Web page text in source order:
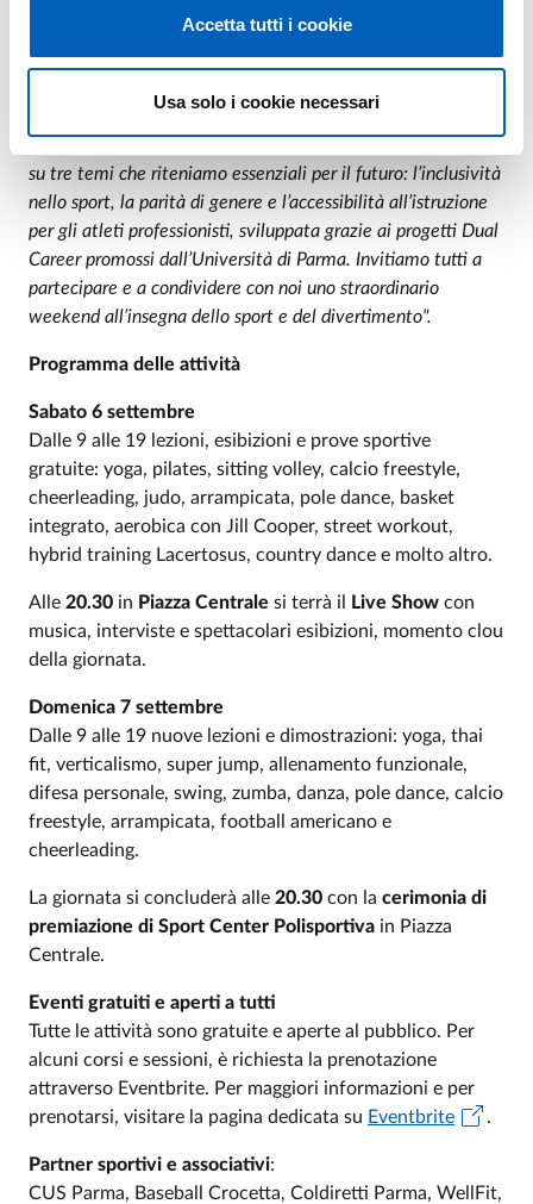
Accetta tutti i cookie
Usa solo i cookie necessari
importanti novità e un’attenzione particolare al mondo del
fitness. L’iniziativa non è solo un grande momento di
su tre temi che riteniamo essenziali per il futuro: l’inclusività
nello sport, la parità di genere e l’accessibilità all’istruzione
per gli atleti professionisti, sviluppata grazie ai progetti Dual
Career promossi dall’Università di Parma. Invitiamo tutti a
partecipare e a condividere con noi uno straordinario
weekend all’insegna dello sport e del divertimento".
Programma delle attività
Sabato 6 settembre
Dalle 9 alle 19 lezioni, esibizioni e prove sportive
gratuite: yoga, pilates, sitting volley, calcio freestyle,
cheerleading, judo, arrampicata, pole dance, basket
integrato, aerobica con Jill Cooper, street workout,
hybrid training Lacertosus, country dance e molto altro.
Alle 20.30 in Piazza Centrale si terrà il Live Show con
musica, interviste e spettacolari esibizioni, momento clou
della giornata.
Domenica 7 settembre
Dalle 9 alle 19 nuove lezioni e dimostrazioni: yoga, thai
fit, verticalismo, super jump, allenamento funzionale,
difesa personale, swing, zumba, danza, pole dance, calcio
freestyle, arrampicata, football americano e
cheerleading.
La giornata si concluderà alle 20.30 con la cerimonia di
premiazione di Sport Center Polisportiva in Piazza
Centrale.
Eventi gratuiti e aperti a tutti
Tutte le attività sono gratuite e aperte al pubblico. Per
alcuni corsi e sessioni, è richiesta la prenotazione
attraverso Eventbrite. Per maggiori informazioni e per
prenotarsi, visitare la pagina dedicata su Eventbrite .
Partner sportivi e associativi:
CUS Parma, Baseball Crocetta, Coldiretti Parma, WellFit,